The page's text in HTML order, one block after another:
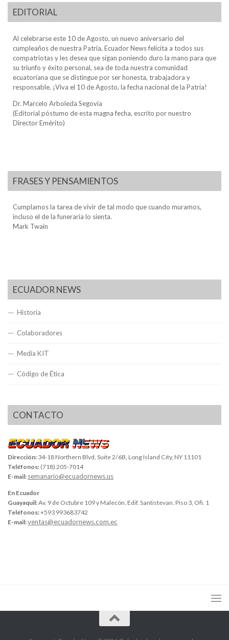
EDITORIAL
Al celebrarse este 10 de Agosto, un nuevo aniversario del
cumpleaños de nuestra Patria, Ecuador News felicita a todos sus
compatriotas y les desea que sigan poniendo duro la mano para que
su triunfo y éxito personal, sea de toda nuestra comunidad
ecuatoriana que se distingue por ser honesta, trabajadora y
responsable. ¡Viva el 10 de Agosto, la fecha nacional de la Patria!
Dr. Marcelo Arboleda Segovia
(Editorial póstumo de esta magna fecha, escrito por nuestro
Director Emérito)
FRASES Y PENSAMIENTOS
Cumplamos la tarea de vivir de tal modo que cuando muramos,
incluso el de la funeraria lo sienta.
Mark Twain
ECUADOR NEWS
Historia
Colaboradores
Media KIT
Código de Ética
CONTACTO
Dirección: 34-18 Northern Blvd, Suite 2/6B, Long Island City, NY 11101
Teléfonos: (718) 205-7014
E-mail: semanario@ecuadornews.us
En Ecuador
Guayaquil:Av. 9 de Octubre 109 y Malecón, Edif. Santistevan, Piso 3, Ofi. 1
Teléfonos:+593 993683742
E-mail:ventas@ecuadornews.com.ec